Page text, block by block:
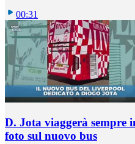
00:31
D. Jota viaggerà sempre
foto sul nuovo bus